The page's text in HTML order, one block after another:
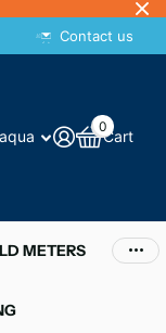
Contact us
Cart
0
METERS